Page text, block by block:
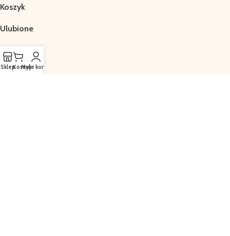
Koszyk
Ulubione
SklepKoszykMoje konto